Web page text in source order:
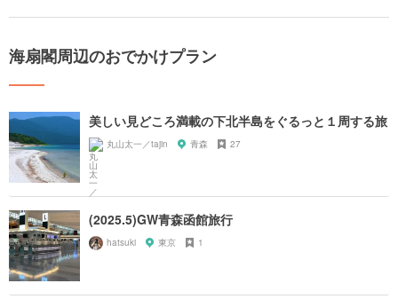
海扇閣周辺のおでかけプラン
美しい見どころ満載の下北半島をぐるっと１周する旅
丸山太一／tajin 青森 27
(2025.5)GW青森函館旅行
hatsuki 東京 1